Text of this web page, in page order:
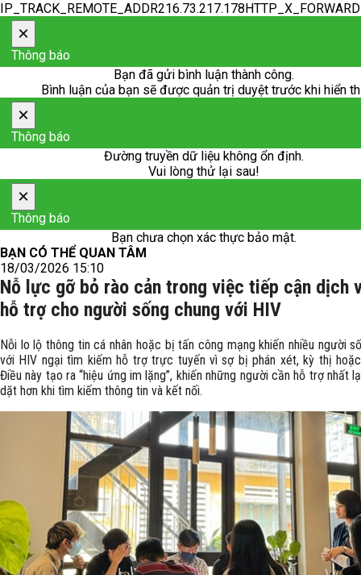
×
Thông báo
Bạn đã gửi bình luận thành công.
Bình luận của bạn sẽ được quản trị duyệt trước khi hiển
×
Thông báo
Đường truyền dữ liệu không ổn định.
Vui lòng thử lại sau!
×
Thông báo
Bạn chưa chọn xác thực bảo mật.
BẠN CÓ THỂ QUAN TÂM
18/03/2026 15:10
Nỗ lực gỡ bỏ rào cản trong việc tiếp cận dịch
hỗ trợ cho người sống chung với HIV
Nỗi lo lộ thông tin cá nhân hoặc bị tấn công mạng khiến nhiều người
với HIV ngại tìm kiếm hỗ trợ trực tuyến vì sợ bị phán xét, kỳ thị
Điều này tạo ra “hiệu ứng im lặng”, khiến những người cần hỗ trợ nhất
dặt hơn khi tìm kiếm thông tin và kết nối.